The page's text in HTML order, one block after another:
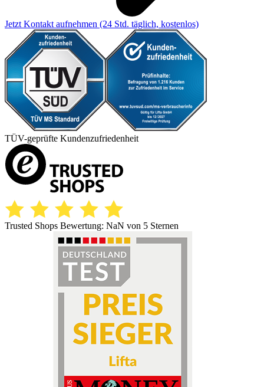
Jetzt Kontakt aufnehmen (24 Std. täglich, kostenlos)
TÜV-geprüfte Kundenzufriedenheit
Trusted Shops Bewertung: NaN von 5 Sternen